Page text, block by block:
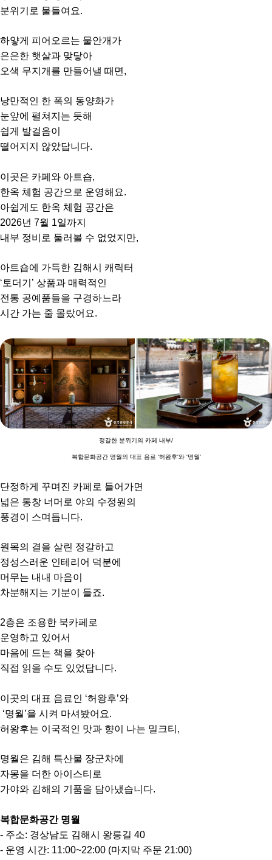
분위기로 물들여요.
하얗게 피어오르는 물안개가
은은한 햇살과 맞닿아
오색 무지개를 만들어낼 때면,
낭만적인 한 폭의 동양화가
눈앞에 펼쳐지는 듯해
쉽게 발걸음이
떨어지지 않았답니다.
이곳은 카페와 아트숍,
한옥 체험 공간으로 운영해요.
아쉽게도 한옥 체험 공간은
2026년 7월 1일까지
내부 정비로 둘러볼 수 없었지만,
아트숍에 가득한 김해시 캐릭터
‘토더기’ 상품과 매력적인
전통 공예품들을 구경하느라
시간 가는 줄 몰랐어요.
정갈한 분위기의 카페 내부/
복합문화공간 명월의 대표 음료 '허왕후'와 '명월'
단정하게 꾸며진 카페로 들어가면
넓은 통창 너머로 야외 수정원의
풍경이 스며듭니다.
원목의 결을 살린 정갈하고
정성스러운 인테리어 덕분에
머무는 내내 마음이
차분해지는 기분이 들죠.
2층은 조용한 북카페로
운영하고 있어서
마음에 드는 책을 찾아
직접 읽을 수도 있었답니다.
이곳의 대표 음료인 ‘허왕후’와
‘명월’을 시켜 마셔봤어요.
허왕후는 이국적인 맛과 향이 나는 밀크티,
명월은 김해 특산물 장군차에
자몽을 더한 아이스티로
가야와 김해의 기품을 담아냈습니다.
복합문화공간 명월
- 주소: 경상남도 김해시 왕릉길 40
- 운영 시간: 11:00~22:00 (마지막 주문 21:00)